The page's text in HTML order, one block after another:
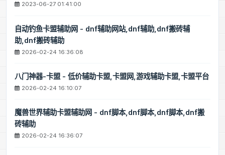
2023-06-27 01:41:00
自动钓鱼卡盟辅助网 - dnf辅助网站,dnf辅助,dnf搬砖辅
助,dnf搬砖辅助
2026-02-24 16:36:08
八门神器-卡盟 - 低价辅助卡盟,卡盟网,游戏辅助卡盟,卡盟平台
2026-02-24 16:10:07
魔兽世界辅助卡盟辅助网 - dnf脚本,dnf脚本,dnf脚本,dnf搬
砖辅助
2026-02-24 16:36:07